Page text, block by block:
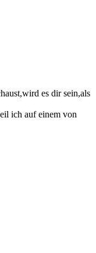
es dir sein,als
ich auf einem von